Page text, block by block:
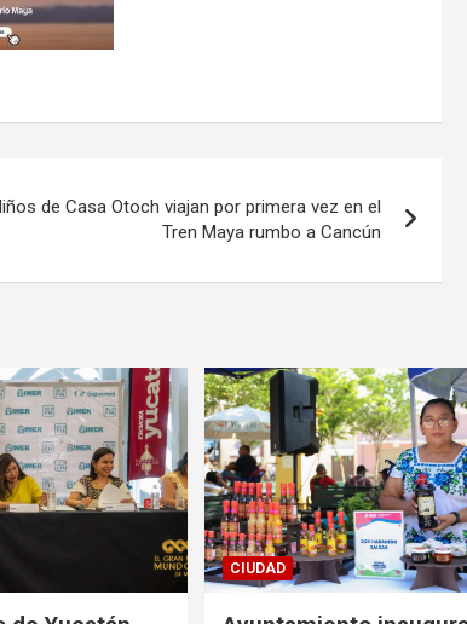
de Casa Otoch viajan por primera vez en el
Tren Maya rumbo a Cancún
CIUDAD